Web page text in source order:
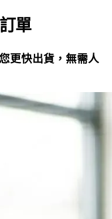
單
更快出貨，無需人